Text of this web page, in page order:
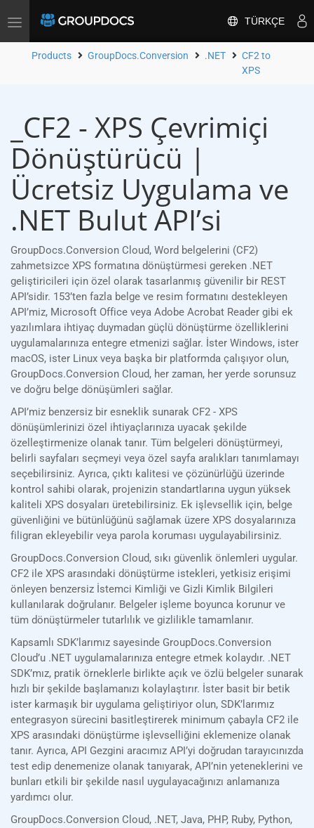
Toggle
TÜRKÇE
Products GroupDocs.Conversion .NET
CF2 to
XPS
_CF2 - XPS Çevrimiçi
Dönüştürücü |
Ücretsiz Uygulama ve
.NET Bulut API’si
GroupDocs.Conversion Cloud, Word belgelerini (CF2)
zahmetsizce XPS formatına dönüştürmesi gereken .NET
geliştiricileri için özel olarak tasarlanmış güvenilir bir REST
API’sidir. 153’ten fazla belge ve resim formatını destekleyen
API’miz, Microsoft Office veya Adobe Acrobat Reader gibi ek
yazılımlara ihtiyaç duymadan güçlü dönüştürme özelliklerini
uygulamalarınıza entegre etmenizi sağlar. İster Windows, ister
macOS, ister Linux veya başka bir platformda çalışıyor olun,
GroupDocs.Conversion Cloud, her zaman, her yerde sorunsuz
ve doğru belge dönüşümleri sağlar.
API’miz benzersiz bir esneklik sunarak CF2 - XPS
dönüşümlerinizi özel ihtiyaçlarınıza uyacak şekilde
özelleştirmenize olanak tanır. Tüm belgeleri dönüştürmeyi,
belirli sayfaları seçmeyi veya özel sayfa aralıkları tanımlamayı
seçebilirsiniz. Ayrıca, çıktı kalitesi ve çözünürlüğü üzerinde
kontrol sahibi olarak, projenizin standartlarına uygun yüksek
kaliteli XPS dosyaları üretebilirsiniz. Ek işlevsellik için, belge
güvenliğini ve bütünlüğünü sağlamak üzere XPS dosyalarınıza
filigran ekleyebilir veya parola koruması uygulayabilirsiniz.
GroupDocs.Conversion Cloud, sıkı güvenlik önlemleri uygular.
CF2 ile XPS arasındaki dönüştürme istekleri, yetkisiz erişimi
önleyen benzersiz İstemci Kimliği ve Gizli Kimlik Bilgileri
kullanılarak doğrulanır. Belgeler işleme boyunca korunur ve
tüm dönüştürmeler tutarlılık ve gizlilikle tamamlanır.
Kapsamlı SDK’larımız sayesinde GroupDocs.Conversion
Cloud’u .NET uygulamalarınıza entegre etmek kolaydır. .NET
SDK’mız, pratik örneklerle birlikte açık ve özlü belgeler sunarak
hızlı bir şekilde başlamanızı kolaylaştırır. İster basit bir betik
ister karmaşık bir uygulama geliştiriyor olun, SDK’larımız
entegrasyon sürecini basitleştirerek minimum çabayla CF2 ile
XPS arasındaki dönüştürme işlevselliğini eklemenize olanak
tanır. Ayrıca, API Gezgini aracımız API’yi doğrudan tarayıcınızda
test edip denemenize olanak tanıyarak, API’nin yeteneklerini ve
bunları etkili bir şekilde nasıl uygulayacağınızı anlamanıza
yardımcı olur.
GroupDocs.Conversion Cloud, .NET, Java, PHP, Ruby, Python,